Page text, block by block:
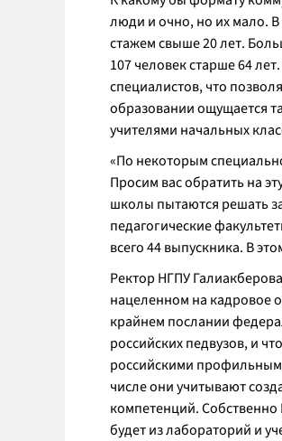
люди и очно, но их мало. В
стажем свыше 20 лет.
107 человек старше 64
специалистов, что
образовании ощущается
учителями начальных
«По некоторым
Просим вас обратить на
школы пытаются решать
педагогические
всего 44 выпускника. В
Ректор НГПУ
нацеленном на кадровое
крайнем послании
российских педвузов, и
российскими
числе они учитывают
компетенций. Собственно
будет из лабораторий и